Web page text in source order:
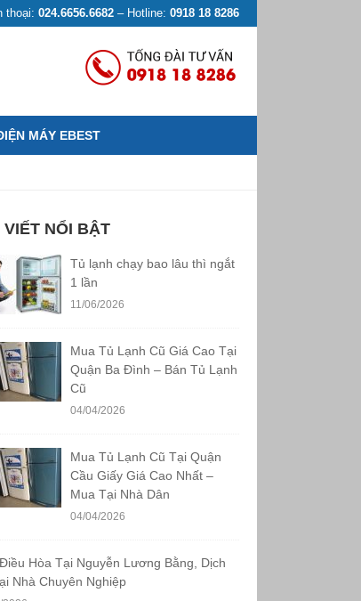
thoại: 024.6656.6682 – Hotline: 0918 18 8286
MÁY EBEST
VIẾT NỔI BẬT
Tủ lạnh chạy bao lâu thì ngắt
1 lần
11/06/2026
Mua Tủ Lạnh Cũ Giá Cao Tại
Quận Ba Đình – Bán Tủ Lạnh
Cũ
04/04/2026
Mua Tủ Lạnh Cũ Tại Quận
Cầu Giấy Giá Cao Nhất –
Mua Tại Nhà Dân
04/04/2026
Hòa Tại Nguyễn Lương Bằng, Dịch
Nhà Chuyên Nghiệp